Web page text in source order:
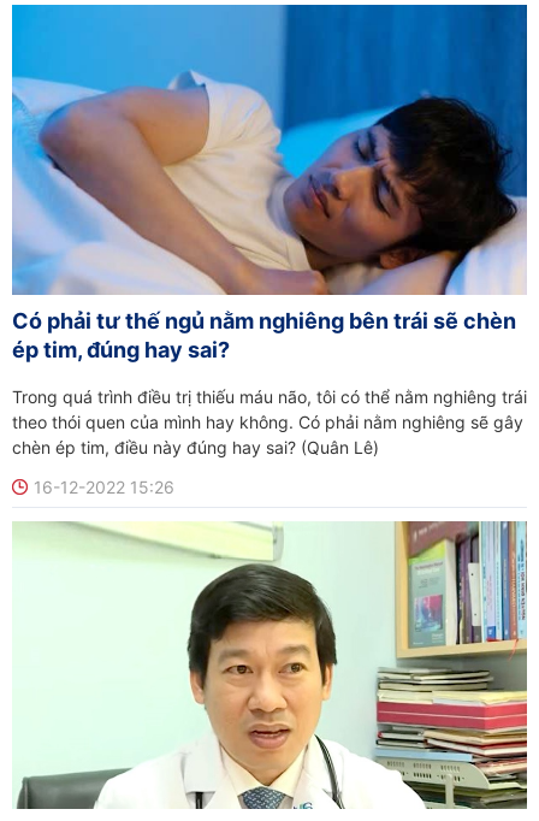
Có phải tư thế ngủ nằm nghiêng bên trái sẽ chèn
ép tim, đúng hay sai?
Trong quá trình điều trị thiếu máu não, tôi có thể nằm nghiêng trái
theo thói quen của mình hay không. Có phải nằm nghiêng sẽ gây
chèn ép tim, điều này đúng hay sai? (Quân Lê)
16-12-2022 15:26